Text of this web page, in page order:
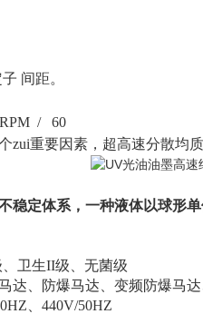
间距。
/ 60
zui重要因素，超高速分散均
稳定体系，一种液体以球形
卫生II级、无菌级
达、防爆马达、变频防爆马
、440V/50HZ